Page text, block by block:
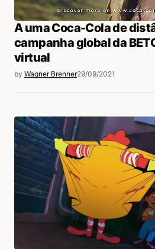
A uma Coca-Cola de
campanha global da
virtual
by Wagner Brenner29/09/2021